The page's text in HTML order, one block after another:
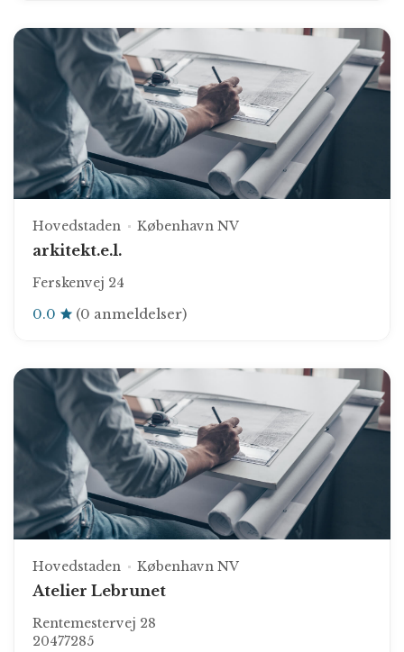
Hovedstaden København NV
arkitekt.e.l.
Ferskenvej 24
0.0 (0 anmeldelser)
Hovedstaden København NV
Atelier Lebrunet
Rentemestervej 28
20477285